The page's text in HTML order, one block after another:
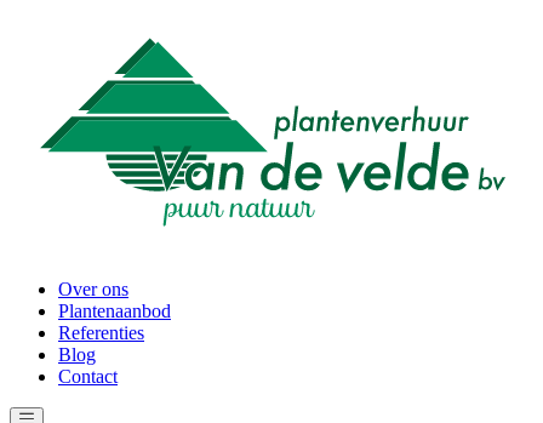
Over ons
Plantenaanbod
Referenties
Blog
Contact